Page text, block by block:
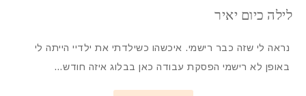
לילה כיום יאיר
נראה לי שזה כבר רישמי. איכשהו כשילדתי את ילדיי הייתה לי
באופן לא רישמי הפסקת עבודה כאן בבלוג איזה חודש…